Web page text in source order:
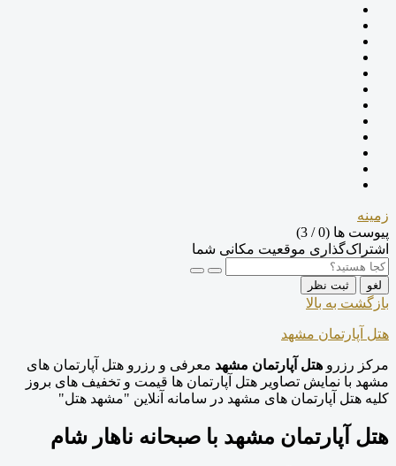
زمینه
پیوست ها (0
/ 3)
اشتراک‌گذاری موقعیت مکانی شما
لغو ثبت نظر
بازگشت به بالا
هتل آپارتمان مشهد
مرکز رزرو هتل آپارتمان مشهد معرفی و رزرو هتل آپارتمان های
مشهد با نمایش تصاویر هتل آپارتمان ها قیمت و تخفیف های بروز
کلیه هتل آپارتمان های مشهد در سامانه آنلاین "مشهد هتل"
هتل آپارتمان مشهد با صبحانه ناهار شام